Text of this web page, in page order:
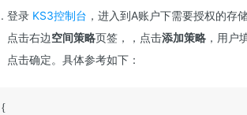
登录 KS3控制台 ，进入到A账户下需要授权的
点击右边空间策略页签，，点击添加策略 ，用户
点击确定。具体参考如下：
{